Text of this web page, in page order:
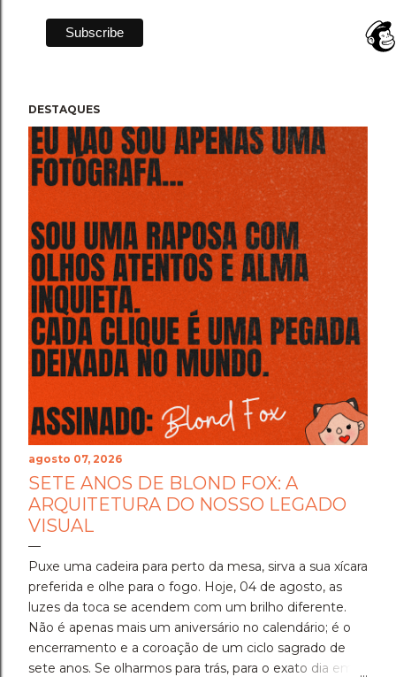
DESTAQUES
agosto 07, 2026
SETE ANOS DE BLOND FOX: A
ARQUITETURA DO NOSSO LEGADO
VISUAL
Puxe uma cadeira para perto da mesa, sirva a sua xícara
preferida e olhe para o fogo. Hoje, 04 de agosto, as
luzes da toca se acendem com um brilho diferente.
Não é apenas mais um aniversário no calendário; é o
encerramento e a coroação de um ciclo sagrado de
sete anos. ​Se olharmos para trás, para o exato dia em